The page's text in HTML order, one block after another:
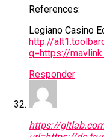
References:
Legiano Casino
http://
q=https://
Responder
https://